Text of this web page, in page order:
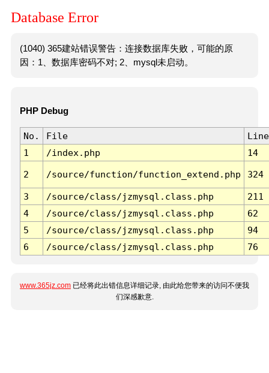
Database Error
(1040) 365建站错误警告：连接数据库失败，可能的原
因：1、数据库密码不对; 2、mysql未启动。
PHP Debug
No. File
Line
1
/index.php 14
2 /source/function/function_extend.php 324
3 /source/class/jzmysql.class.php
211
4
/source/class/jzmysql.class.php
62
5
/source/class/jzmysql.class.php
94
6
/source/class/jzmysql.class.php 76
www.365jz.com 已经将此出错信息详细记录, 由此给您带来的访问不便我
们深感歉意.